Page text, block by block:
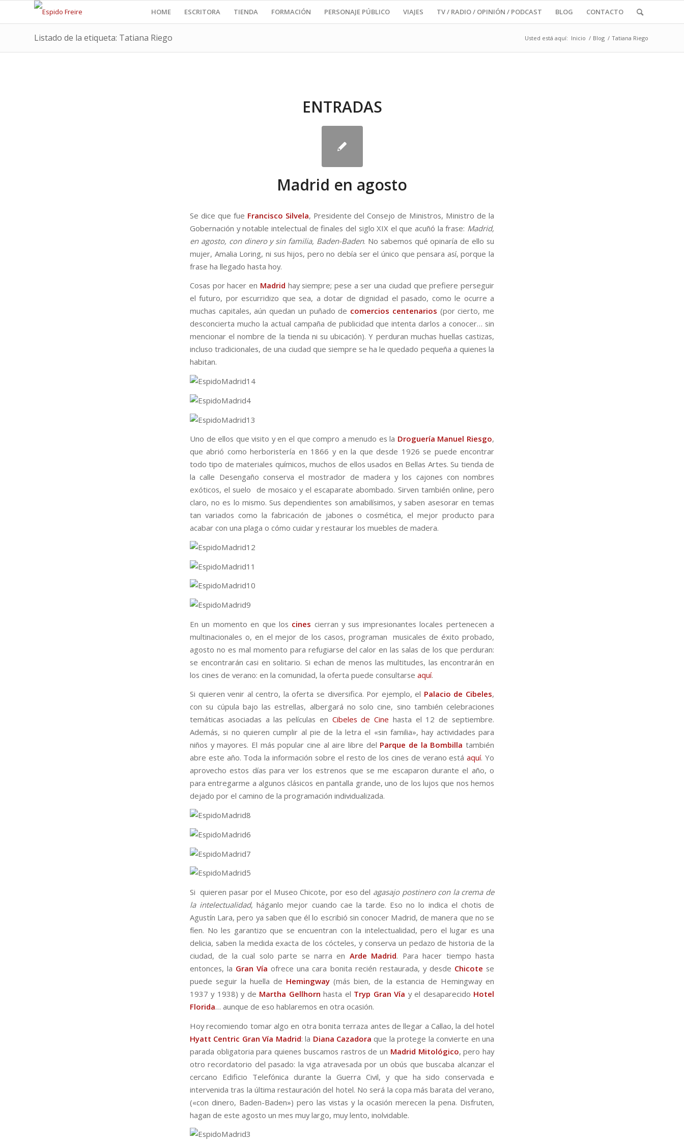
HOME ESCRITORA TIENDA FORMACIÓN PERSONAJE PÚBLICO VIAJES TV / RADIO / OPINIÓN / PODCAST BLOG CONTACTO
Listado de la etiqueta: Tatiana Riego Usted está aquí: Inicio / Blog / Tatiana Riego
ENTRADAS
Madrid en agosto
Se dice que fue Francisco Silvela, Presidente del Consejo de Ministros, Ministro de la
Gobernación y notable intelectual de finales del siglo XIX el que acuñó la frase: Madrid,
en agosto, con dinero y sin familia, Baden-Baden. No sabemos qué opinaría de ello su
mujer, Amalia Loring, ni sus hijos, pero no debía ser el único que pensara así, porque la
frase ha llegado hasta hoy.
Cosas por hacer en Madrid hay siempre; pese a ser una ciudad que prefiere perseguir
el futuro, por escurridizo que sea, a dotar de dignidad el pasado, como le ocurre a
muchas capitales, aún quedan un puñado de comercios centenarios (por cierto, me
desconcierta mucho la actual campaña de publicidad que intenta darlos a conocer… sin
mencionar el nombre de la tienda ni su ubicación). Y perduran muchas huellas castizas,
incluso tradicionales, de una ciudad que siempre se ha le quedado pequeña a quienes la
habitan.
Uno de ellos que visito y en el que compro a menudo es la Droguería Manuel Riesgo,
que abrió como herboristería en 1866 y en la que desde 1926 se puede encontrar
todo tipo de materiales químicos, muchos de ellos usados en Bellas Artes. Su tienda de
la calle Desengaño conserva el mostrador de madera y los cajones con nombres
exóticos, el suelo de mosaico y el escaparate abombado. Sirven también online, pero
claro, no es lo mismo. Sus dependientes son amabilísimos, y saben asesorar en temas
tan variados como la fabricación de jabones o cosmética, el mejor producto para
acabar con una plaga o cómo cuidar y restaurar los muebles de madera.
En un momento en que los cines cierran y sus impresionantes locales pertenecen a
multinacionales o, en el mejor de los casos, programan musicales de éxito probado,
agosto no es mal momento para refugiarse del calor en las salas de los que perduran:
se encontrarán casi en solitario. Si echan de menos las multitudes, las encontrarán en
los cines de verano: en la comunidad, la oferta puede consultarse aquí.
Si quieren venir al centro, la oferta se diversifica. Por ejemplo, el Palacio de Cibeles,
con su cúpula bajo las estrellas, albergará no solo cine, sino también celebraciones
temáticas asociadas a las películas en Cibeles de Cine hasta el 12 de septiembre.
Además, si no quieren cumplir al pie de la letra el «sin familia», hay actividades para
niños y mayores. El más popular cine al aire libre del Parque de la Bombilla también
abre este año. Toda la información sobre el resto de los cines de verano estáaquí. Yo
aprovecho estos días para ver los estrenos que se me escaparon durante el año, o
para entregarme a algunos clásicos en pantalla grande, uno de los lujos que nos hemos
dejado por el camino de la programación individualizada.
Si quieren pasar por el Museo Chicote, por eso del agasajo postinero con la crema de
la intelectualidad, háganlo mejor cuando cae la tarde. Eso no lo indica el chotis de
Agustín Lara, pero ya saben que él lo escribió sin conocer Madrid, de manera que no se
fíen. No les garantizo que se encuentran con la intelectualidad, pero el lugar es una
delicia, saben la medida exacta de los cócteles, y conserva un pedazo de historia de la
ciudad, de la cual solo parte se narra en Arde Madrid. Para hacer tiempo hasta
entonces, la Gran Vía ofrece una cara bonita recién restaurada, y desde Chicote se
puede seguir la huella de Hemingway (más bien, de la estancia de Hemingway en
1937 y 1938) y de Martha Gellhorn hasta el Tryp Gran Vía y el desaparecido Hotel
Florida… aunque de eso hablaremos en otra ocasión.
Hoy recomiendo tomar algo en otra bonita terraza antes de llegar a Callao, la del hotel
Hyatt Centric Gran Vía Madrid: la Diana Cazadora que la protege la convierte en una
parada obligatoria para quienes buscamos rastros de un Madrid Mitológico, pero hay
otro recordatorio del pasado: la viga atravesada por un obús que buscaba alcanzar el
cercano Edificio Telefónica durante la Guerra Civil, y que ha sido conservada e
intervenida tras la última restauración del hotel. No será la copa más barata del verano,
(«con dinero, Baden-Baden») pero las vistas y la ocasión merecen la pena. Disfruten,
hagan de este agosto un mes muy largo, muy lento, inolvidable.